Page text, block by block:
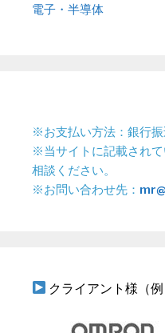
電子・半導体
※お支払い方法：銀行振
※当サイトに記載され
相談ください。
※お問い合わせ先：
クライアント様（例